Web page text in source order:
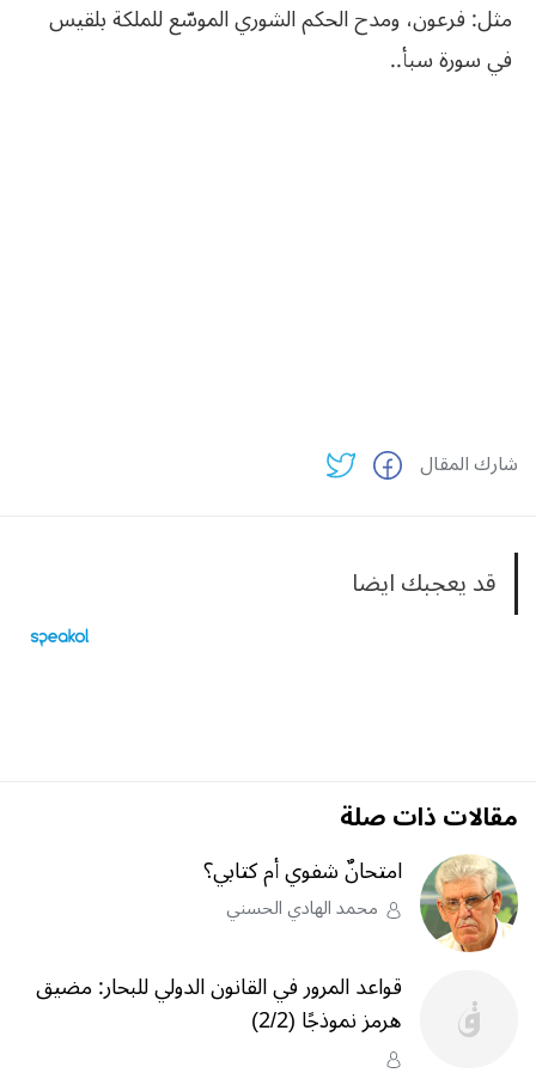
مثل: فرعون، ومدح الحكم الشوري الموسّع للملكة بلقيس
في سورة سبأ..
شارك المقال
قد يعجبك ايضا
مقالات ذات صلة
امتحانٌ شفوي أم كتابي؟
محمد الهادي الحسني
قواعد المرور في القانون الدولي للبحار: مضيق
هرمز نموذجًا (2/2)